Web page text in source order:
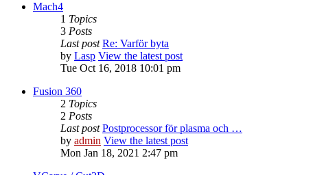
Mach4
1 Topics
3 Posts
Last post Re: Varför byta
by Lasp View the latest post
Tue Oct 16, 2018 10:01 pm
Fusion 360
2 Topics
2 Posts
Last post Postprocessor för plasma och …
by admin View the latest post
Mon Jan 18, 2021 2:47 pm